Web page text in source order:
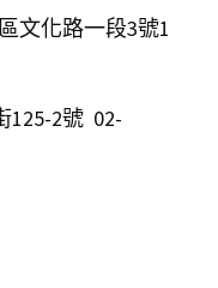
文化路一段3號1
2號  02-